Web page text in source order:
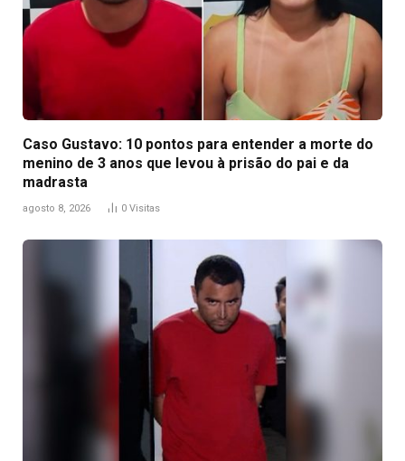
Caso Gustavo: 10 pontos para entender a morte do
menino de 3 anos que levou à prisão do pai e da
madrasta
agosto 8, 2026 0 Visitas